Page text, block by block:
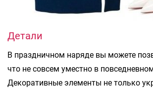
Детали
В праздничном наряде вы можете
что не совсем уместно в
Декоративные элементы не только